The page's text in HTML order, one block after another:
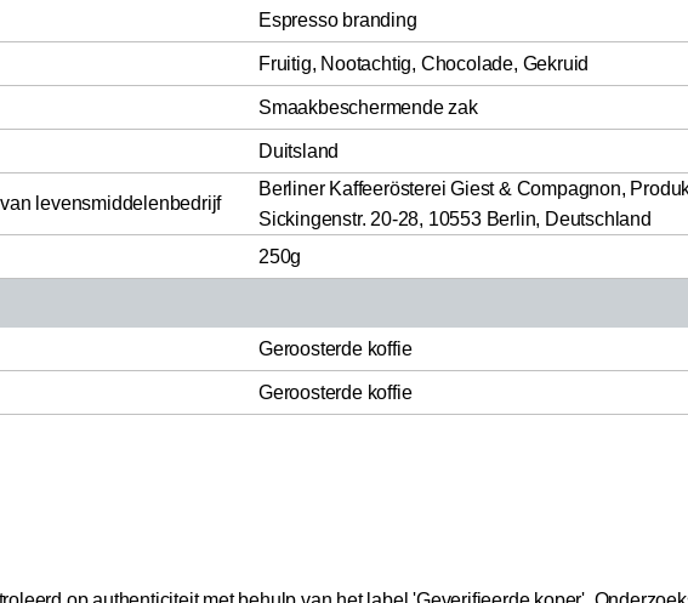
Espresso branding
Fruitig, Nootachtig, Chocolade, Gekruid
Smaakbeschermende zak
Duitsland
levensmiddelenbedrijf
Berliner Kaffeerösterei Giest & Compagnon,
Sickingenstr. 20-28, 10553 Berlin, Deutschland
250g
Geroosterde koffie
Geroosterde koffie